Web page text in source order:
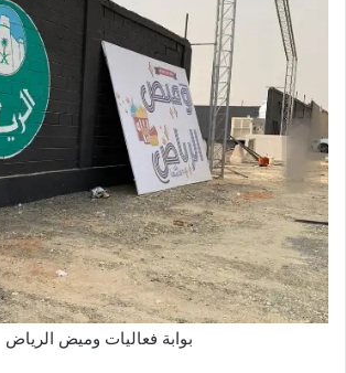
بوابة فعاليات وميض الرياض